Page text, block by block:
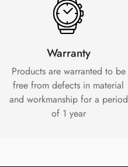
Warranty
Products are warranted to be
free from defects in material
and workmanship for a period
of 1 year